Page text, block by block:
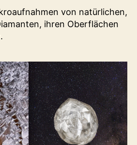
von natürlichen,
ihren Oberflächen